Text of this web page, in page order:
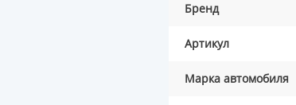
Бренд
Артикул
Марка автомобиля